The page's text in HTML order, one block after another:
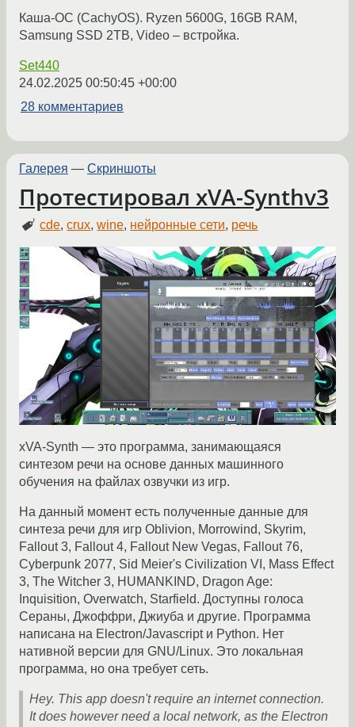
Каша-ОС (CachyOS). Ryzen 5600G, 16GB RAM,
Samsung SSD 2TB, Video – встройка.
Set440
24.02.2025 00:50:45 +00:00
28 комментариев
Галерея — Скриншоты
Протестировал xVA-Synthv3
cde,crux,wine, нейронные сети, речь
xVA-Synth — это программа, занимающаяся
синтезом речи на основе данных машинного
обучения на файлах озвучки из игр.
На данный момент есть полученные данные для
синтеза речи для игр Oblivion, Morrowind, Skyrim,
Fallout 3, Fallout 4, Fallout New Vegas, Fallout 76,
Cyberpunk 2077, Sid Meier's Civilization VI, Mass Effect
3, The Witcher 3, HUMANKIND, Dragon Age:
Inquisition, Overwatch, Starfield. Доступны голоса
Сераны, Джоффри, Джиуба и другие. Программа
написана на Electron/Javascript и Python. Нет
нативной версии для GNU/Linux. Это локальная
программа, но она требует сеть.
Hey. This app doesn't require an internet connection.
It does however need a local network, as the Electron